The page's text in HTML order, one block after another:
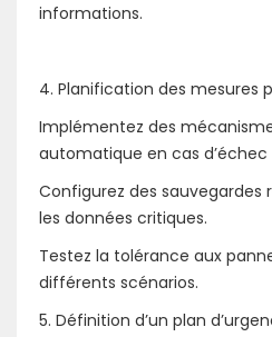
informations.
4. Planification des mesures
Implémentez des
automatique en cas
Configurez des sauvegardes
les données critiques.
Testez la tolérance aux
différents scénarios.
5. Définition d’un plan